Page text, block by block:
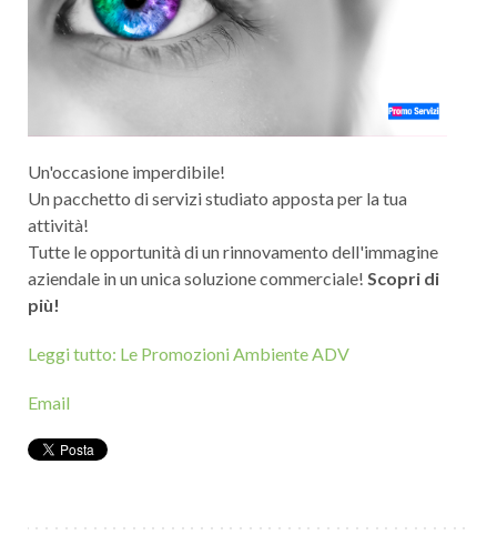
Un'occasione imperdibile!
Un pacchetto di servizi studiato apposta per la tua
attività!
Tutte le opportunità di un rinnovamento dell'immagine
aziendale in un unica soluzione commerciale! Scopri di
più!
Leggi tutto: Le Promozioni Ambiente ADV
Email